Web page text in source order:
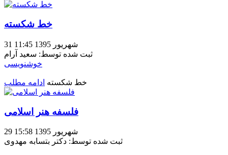
خط شکسته
31 شهریور 1395 11:45
ثبت شده توسط: سعید آرام
خوشنویسی
خط شکسته ادامه مطلب
فلسفه هنر اسلامی
29 شهریور 1395 15:58
ثبت شده توسط: دکتر بتسابه مهدوی